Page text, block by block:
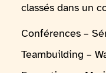
classés dans un
Conférences –
Teambuilding –